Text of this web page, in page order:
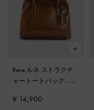
Rene ルネ ストラクチ
ャートートバッグ- タ
¥ 14,900